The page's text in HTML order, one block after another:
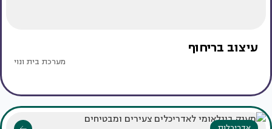
עיצוב בריחוף
מערכת בית ונוי